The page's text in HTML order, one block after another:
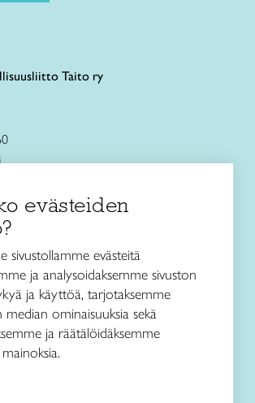
Taito ry
koulutus
evästeiden
sivustollamme evästeitä
ja analysoidaksemme sivuston
ja käyttöä, tarjotaksemme
median ominaisuuksia sekä
ja räätälöidäksemme